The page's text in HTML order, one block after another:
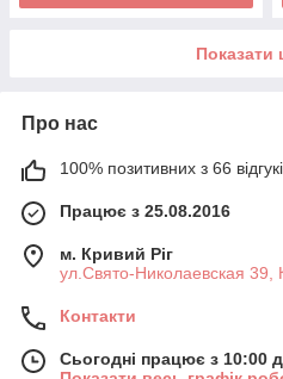
Показати
Про нас
100% позитивних з 66
Працює з 25.08.2016
м. Кривий Ріг
ул.Свято-Николаевская 39,
Контакти
Сьогодні працює з 10:00